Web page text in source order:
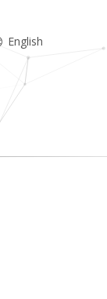
English